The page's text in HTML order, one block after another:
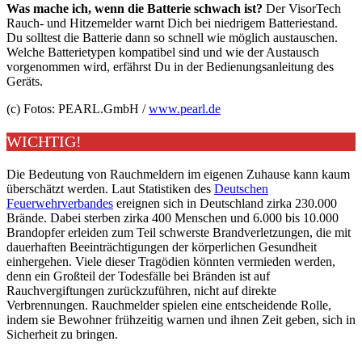
Was mache ich, wenn die Batterie schwach ist? Der VisorTech
Rauch- und Hitzemelder warnt Dich bei niedrigem Batteriestand.
Du solltest die Batterie dann so schnell wie möglich austauschen.
Welche Batterietypen kompatibel sind und wie der Austausch
vorgenommen wird, erfährst Du in der Bedienungsanleitung des
Geräts.
(c) Fotos: PEARL.GmbH /www.pearl.de
WICHTIG!
Die Bedeutung von Rauchmeldern im eigenen Zuhause kann kaum
überschätzt werden. Laut Statistiken des Deutschen
Feuerwehrverbandes ereignen sich in Deutschland zirka 230.000
Brände. Dabei sterben zirka 400 Menschen und 6.000 bis 10.000
Brandopfer erleiden zum Teil schwerste Brandverletzungen, die mit
dauerhaften Beeinträchtigungen der körperlichen Gesundheit
einhergehen. Viele dieser Tragödien könnten vermieden werden,
denn ein Großteil der Todesfälle bei Bränden ist auf
Rauchvergiftungen zurückzuführen, nicht auf direkte
Verbrennungen. Rauchmelder spielen eine entscheidende Rolle,
indem sie Bewohner frühzeitig warnen und ihnen Zeit geben, sich in
Sicherheit zu bringen.